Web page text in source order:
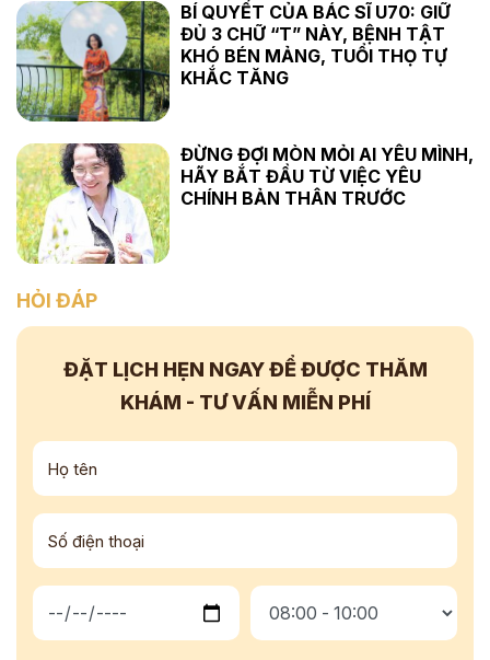
BÍ QUYẾT CỦA BÁC SĨ U70: GIỮ
ĐỦ 3 CHỮ “T” NÀY, BỆNH TẬT
KHÓ BÉN MẢNG, TUỔI THỌ TỰ
KHẮC TĂNG
ĐỪNG ĐỢI MÒN MỎI AI YÊU MÌNH,
HÃY BẮT ĐẦU TỪ VIỆC YÊU
CHÍNH BẢN THÂN TRƯỚC
HỎI ĐÁP
ĐẶT LỊCH HẸN NGAYĐỂ ĐƯỢC THĂM
KHÁM - TƯ VẤN MIỄN PHÍ